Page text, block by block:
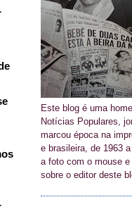
Este blog é uma
Notícias Populares,
marcou época na
e brasileira, de 1963
a foto com o mouse
sobre o editor deste